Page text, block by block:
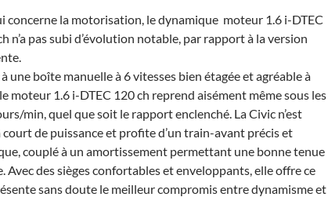
concerne la motorisation, le dynamique moteur 1.6 i-DTEC
n’a pas subi d’évolution notable, par rapport à la version
une boîte manuelle à 6 vitesses bien étagée et agréable à
moteur 1.6 i-DTEC 120 ch reprend aisément même sous les
min, quel que soit le rapport enclenché. La Civic n’est
court de puissance et profite d’un train-avant précis et
couplé à un amortissement permettant une bonne tenue
Avec des sièges confortables et enveloppants, elle offre ce
sans doute le meilleur compromis entre dynamisme et